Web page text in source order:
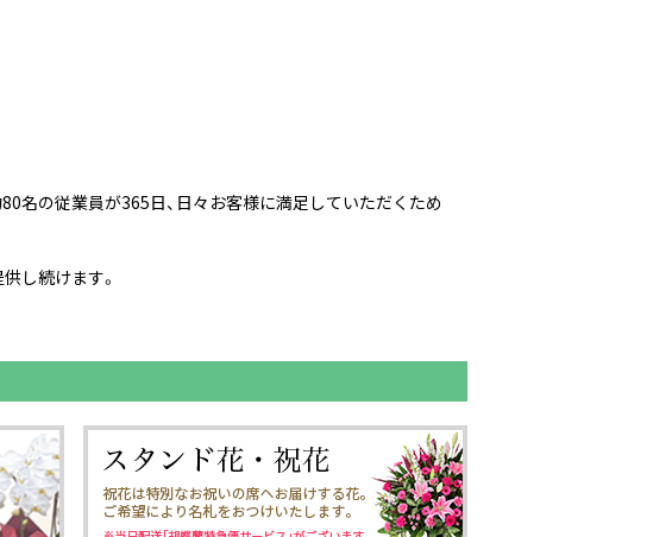
名の従業員が365日、日々お客様に満足していただくため
し続けます。